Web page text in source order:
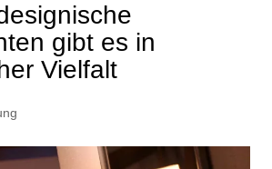
gibt es in
Vielfalt